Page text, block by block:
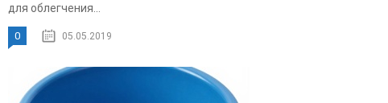
для облегчения...
0 05.05.2019